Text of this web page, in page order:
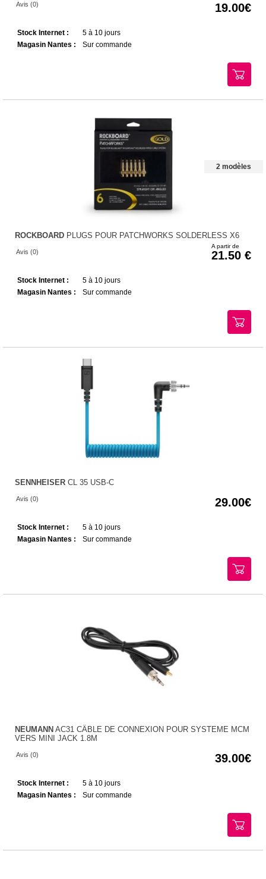
Avis (0) 19.00
Stock Internet :
5 à 10 jours
Magasin Nantes :
Sur commande
2 modèles
ROCKBOARD PLUGS POUR PATCHWORKS SOLDERLESS X6
Avis (0)
A partir de
21.50
Stock Internet :
5 à 10 jours
Magasin Nantes :
Sur commande
SENNHEISER CL 35 USB-C
Avis (0) 29.00
Stock Internet :
5 à 10 jours
Magasin Nantes :
Sur commande
NEUMANN AC31 CÂBLE DE CONNEXION POUR SYSTEME MCM
VERS MINI JACK 1.8M
Avis (0) 39.00
Stock Internet :
5 à 10 jours
Magasin Nantes :
Sur commande